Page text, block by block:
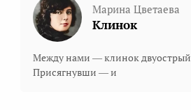
Марина Цветаева
Клинок
Между нами — клинок двуострый
Присягнувши — и